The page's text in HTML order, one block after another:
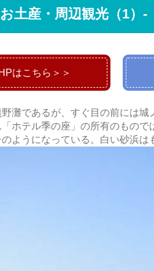
土産・周辺観光（1）-
はこちら＞＞
灘であるが、すぐ目の前には城
ホテル季の座」の所有のもの
ようになっている。白い砂浜は